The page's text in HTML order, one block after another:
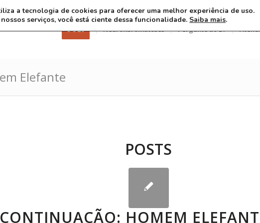
3 8 26 Neurofibromatoses Pergunte ao Dr
Elefante
POSTS
CONTINUAÇÃO: HOMEM
a tecnologia de cookies para oferecer uma melhor experiência de uso.
serviços, você está ciente dessa funcionalidade. Saiba mais.